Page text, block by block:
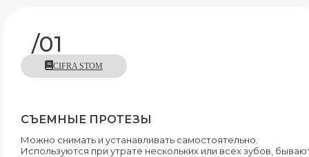
/01
CIFRA STOM
СЪЕМНЫЕ ПРОТЕЗЫ
Можно снимать и устанавливать самостоятельно.
Используются при утрате нескольких или всех зубов,